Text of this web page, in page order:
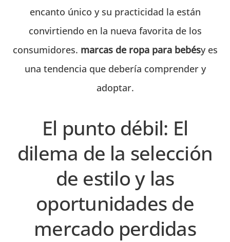
encanto único y su practicidad la están
convirtiendo en la nueva favorita de los
consumidores. marcas de ropa para bebésy es
una tendencia que debería comprender y
adoptar.
El punto débil: El
dilema de la selección
de estilo y las
oportunidades de
mercado perdidas